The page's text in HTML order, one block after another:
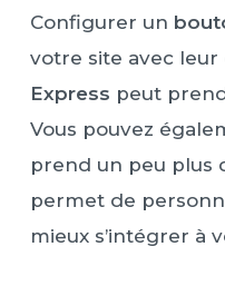
Configurer un
votre site avec leur
Express peut
Vous pouvez
prend un peu plus
permet de
mieux s’intégrer à